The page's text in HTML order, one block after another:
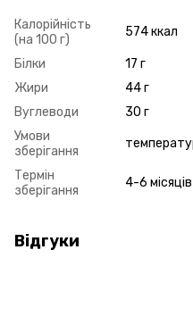
Калорійність
(на 100 г)
574 ккал
Білки
17 г
Жири
44 г
Вуглеводи
30 г
Умови
зберігання
Термін
зберігання
4-6 місяців
Відгуки